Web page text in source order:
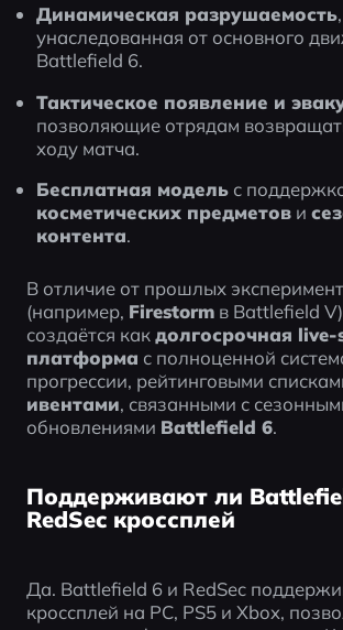
Динамическая разрушаемость,
унаследованная от основного
Battlefield 6.
Тактическое появление и
позволяющие отрядам
ходу матча.
Бесплатная модель
косметических предметов и
контента.
В отличие от прошлых
(например, Firestorm в Battlefield
создаётся как долгосрочная live-
платформа с полноценной
ивентами, связанными с
обновлениями Battlefield 6.
Поддерживают ли
RedSec кроссплей
Да. Battlefield 6 и RedSec
кроссплей на PC, PS5 и Xbox,